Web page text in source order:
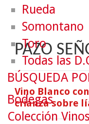
PAZO
Vino Blanco
crianza sobre
Rueda
Somontano
Toro
Todas las
BÚSQUEDA
Bodegas
Colección